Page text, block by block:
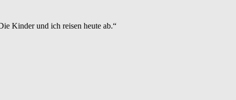
Kinder und ich reisen heute ab.“